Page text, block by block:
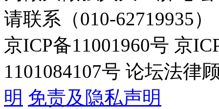
请联系（010-62719935）
京ICP备11001960号 京
1101084107号 论坛法律
明 免责及隐私声明